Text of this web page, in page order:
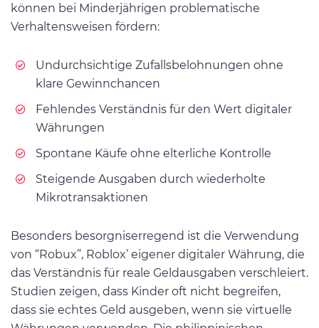
können bei Minderjährigen problematische
Verhaltensweisen fördern:
Undurchsichtige Zufallsbelohnungen ohne
klare Gewinnchancen
Fehlendes Verständnis für den Wert digitaler
Währungen
Spontane Käufe ohne elterliche Kontrolle
Steigende Ausgaben durch wiederholte
Mikrotransaktionen
Besonders besorgniserregend ist die Verwendung
von “Robux”, Roblox’ eigener digitaler Währung, die
das Verständnis für reale Geldausgaben verschleiert.
Studien zeigen, dass Kinder oft nicht begreifen,
dass sie echtes Geld ausgeben, wenn sie virtuelle